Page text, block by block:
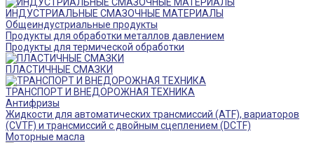
ИНДУСТРИАЛЬНЫЕ СМАЗОЧНЫЕ МАТЕРИАЛЫ
Общеиндустриальные продукты
Продукты для обработки металлов давлением
Продукты для термической обработки
ПЛАСТИЧНЫЕ СМАЗКИ
ТРАНСПОРТ И ВНЕДОРОЖНАЯ ТЕХНИКА
Антифризы
Жидкости для автоматических трансмиссий (ATF), вариаторов
(CVTF) и трансмиссий с двойным сцеплением (DCTF)
Моторные масла